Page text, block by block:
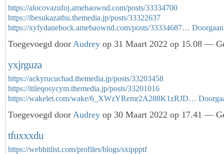
https://alocovazufoj.amebaownd.com/posts/33334700
https://ibesukazathu.themedia.jp/posts/33322637
https://xyfydanehock.amebaownd.com/posts/33334687… Doorgaan
Toegevoegd door Audrey op 31 Maart 2022 op 15.08 —
yxjrguza
https://ackyrucuchad.themedia.jp/posts/33203458
https://itileqosycym.themedia.jp/posts/33201016
https://wakelet.com/wake/6_XWzYRemr2A288K1zRJD…
Toegevoegd door Audrey op 30 Maart 2022 op 17.41 —
tfuxxxdu
https://webhitlist.com/profiles/blogs/sxippptf